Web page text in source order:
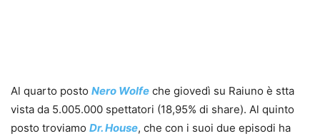
Al quarto posto Nero Wolfe che giovedì su Raiuno è stta
vista da 5.005.000 spettatori (18,95% di share). Al quinto
posto troviamo Dr. House, che con i suoi due episodi ha